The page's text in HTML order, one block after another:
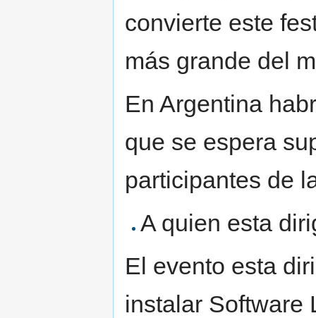
convierte este
más grande del
En Argentina
que se espera
participantes de
A quien esta
El evento esta
instalar Software